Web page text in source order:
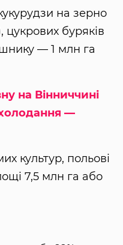
на зерно
цукрових буряків
— 1 млн га
на Вінниччині
—
культур, польові
7,5 млн га або